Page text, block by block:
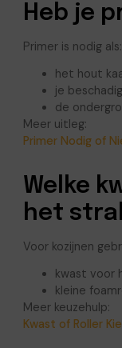
Heb je
Primer is nodig als:
het hout
je
de
Meer uitleg:
Primer Nodig of
Welke
het
Voor kozijnen
kwast voor
kleine
Meer keuzehulp:
Kwast of Roller